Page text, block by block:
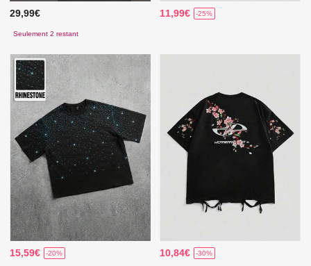
29,99€
Seulement 2 restant
11,99€ -25%
15,59€ -20% 10,84€ -30%